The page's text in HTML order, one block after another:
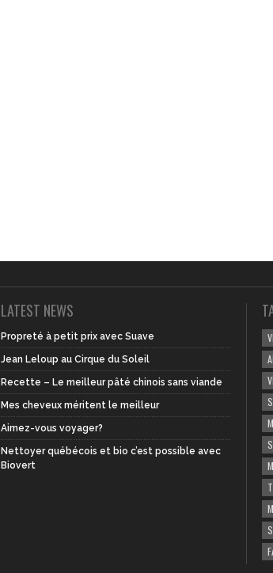
LATEST NEWS
Propreté à petit prix avec Suave
Jean Leloup au Cirque du Soleil
Recette – Le meilleur pâté chinois sans viande
Mes cheveux méritent le meilleur
Aimez-vous voyager?
Nettoyer québécois et bio c’est possible avec
Biovert